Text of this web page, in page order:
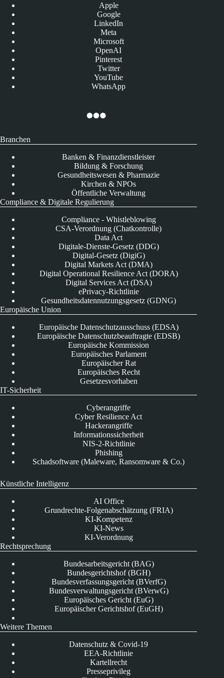
Apple
Google
LinkedIn
Meta
Microsoft
OpenAI
Pinterest
Twitter
YouTube
WhatsApp
Branchen
Banken & Finanzdienstleister
Bildung & Forschung
Gesundheitswesen & Pharmazie
Kirchen & NPOs
Öffentliche Verwaltung
Compliance & Digitale Regulierung
Compliance - Whistleblowing
CSA-Verordnung (Chatkontrolle)
Data Act
Digitale-Dienste-Gesetz (DDG)
Digital-Gesetz (DigiG)
Digital Markets Act (DMA)
Digital Operational Resilience Act (DORA)
Digital Services Act (DSA)
ePrivacy-Richtlinie
Gesundheitsdatennutzungsgesetz (GDNG)
Europäische Union
Europäische Datenschutzausschuss (EDSA)
Europäische Datenschutzbeauftragte (EDSB)
Europäische Kommission
Europäisches Parlament
Europäischer Rat
Europäisches Recht
Gesetzesvorhaben
IT-Sicherheit
Cyberangriffe
Cyber Resilience Act
Hackerangriffe
Informationssicherheit
NIS-2-Richtlinie
Phishing
Schadsoftware (Maleware, Ransomware & Co.)
Künstliche Intelligenz
AI Office
Grundrechte-Folgenabschätzung (FRIA)
KI-Kompetenz
KI-News
KI-Verordnung
Rechtsprechung
Bundesarbeitsgericht (BAG)
Bundesgerichtshof (BGH)
Bundesverfassungsgericht (BVerfG)
Bundesverwaltungsgericht (BVerwG)
Europäisches Gericht (EuG)
Europäischer Gerichtshof (EuGH)
Weitere Themen
Datenschutz & Covid-19
EEA-Richtlinie
Kartellrecht
Presseprivileg